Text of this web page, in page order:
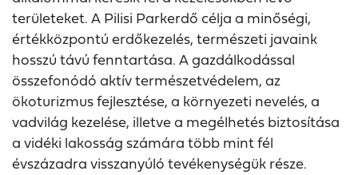
területeket. A Pilisi Parkerdő célja a minőségi,
értékközpontú erdőkezelés, természeti javaink
hosszú távú fenntartása. A gazdálkodással
összefonódó aktív természetvédelem, az
ökoturizmus fejlesztése, a környezeti nevelés, a
vadvilág kezelése, illetve a megélhetés biztosítása
a vidéki lakosság számára több mint fél
évszázadra visszanyúló tevékenységük része.